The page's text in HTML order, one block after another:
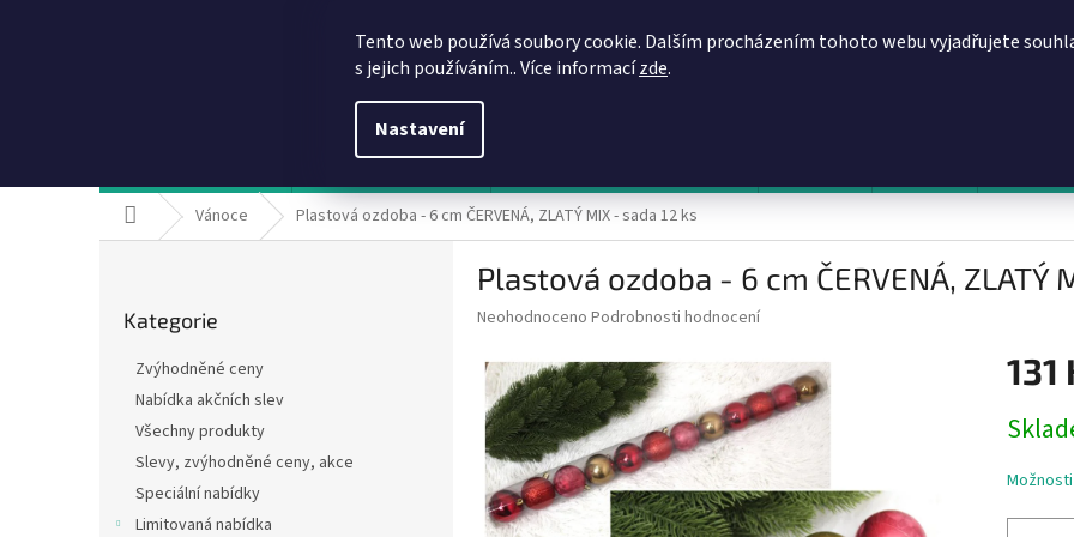
Tento web používá soubory cookie. Dalším procházením tohoto webu vyjadřujete
s jejich používáním.. Více informacízde.
Nastavení
Domů Vánoce Plastová ozdoba - 6 cm ČERVENÁ, ZLATÝ MIX - sada 12 ks
kategorie
Kategorie
Zvýhodněné ceny
Nabídka akčních slev
Všechny produkty
Slevy, zvýhodněné ceny, akce
Speciální nabídky
Limitovaná nabídka
Plastová ozdoba - 6 cm ČERVENÁ, ZLATÝ
Průměrné
produktu
0,0
5
hvězdiček.
Neohodnoceno Podrobnosti hodnocení
131
cena: